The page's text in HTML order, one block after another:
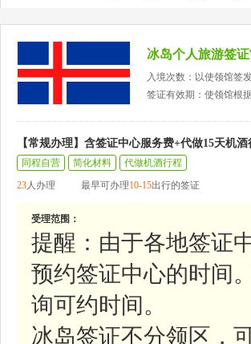
冰岛个人旅游签
入境次数：以使领馆签
签证有效期：使领馆根
【常规办理】含签证中心服务费+代做15天机
同程自营 简化材料
代做机酒行程
23人办理 最早可办理10-15出行的签证
受理范围：
提醒：由于各地签证
预约签证中心的时间
询可约时间。
冰岛签证不分领区，